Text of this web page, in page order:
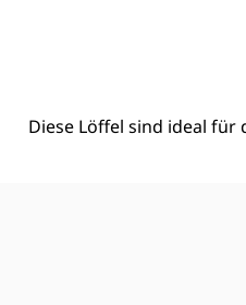
Diese Löffel sind ideal